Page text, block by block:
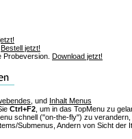
Bestell jetzt!
Probeversion. Download jetzt!
, und Inhalt Menus
Ctrl+F2 , um in das TopMenu zu
schnell ("on-the-fly") zu verandern,
Submenus, Andern von Sicht der